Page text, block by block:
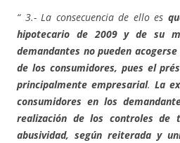
“ 3.- La consecuencia de ello es
hipotecario de 2009 y de su
demandantes no pueden
de los consumidores, pues el
principalmente empresarial. La
consumidores en los
realización de los controles de
abusividad, según reiterada y